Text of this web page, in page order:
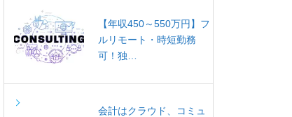
【年収450～550万円】フ
ルリモート・時短勤務
可！独…
会計はクラウド、コミュ